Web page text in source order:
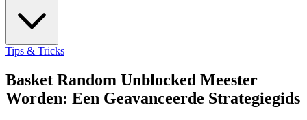
Tips & Tricks
Basket Random Unblocked Meester
Worden: Een Geavanceerde Strategiegids